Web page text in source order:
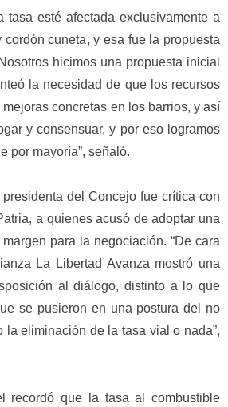
tasa esté afectada exclusivamente a
cuneta, y esa fue la propuesta
hicimos una propuesta inicial
la necesidad de que los recursos
concretas en los barrios, y así
y consensuar, y por eso logramos
por mayoría”, señaló.
del Concejo fue crítica con
a quienes acusó de adoptar una
para la negociación. “De cara
La Libertad Avanza mostró una
al diálogo, distinto a lo que
se pusieron en una postura del no
la eliminación de la tasa vial o nada”,
recordó que la tasa al combustible